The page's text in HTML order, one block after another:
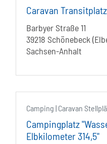
Caravan Transitplatz
Barbyer Straße 11
39218 Schönebeck
Sachsen-Anhalt
Camping | Caravan
Campingplatz
Elbkilometer 314,5"